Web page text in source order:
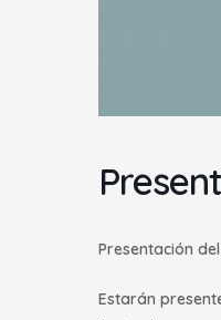
Presentación
Estarán